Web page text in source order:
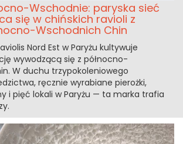
Wschodnie: paryska sieć
się w chińskich ravioli z
Wschodnich Chin
Nord Est w Paryżu kultywuje
wywodzącą się z północno-
W duchu trzypokoleniowego
ręcznie wyrabiane pierożki,
i pięć lokali w Paryżu — ta marka trafia